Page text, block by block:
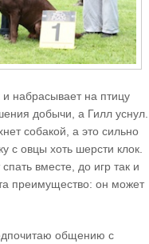
набрасывaет на птицу
добычи, а Гилл уснул.
собакой, а это сильно
с овцы хоть шерсти клок.
вместе, до игр так и
преимущество: он может
общению с